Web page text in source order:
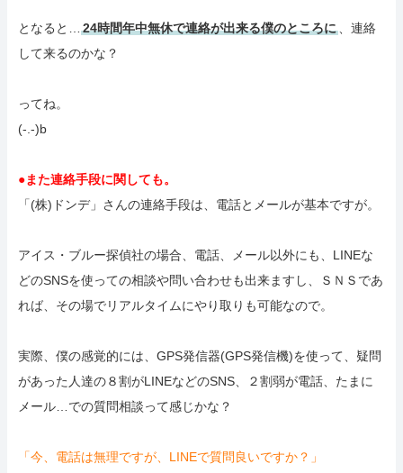
となると… 24時間年中無休で連絡が出来る僕のところに
、連絡
して来るのかな？
ってね。
(-.-)b
●また連絡手段に関しても。
「(株)ドンデ」さんの連絡手段は、電話とメールが基本ですが。
アイス・ブルー探偵社の場合、電話、メール以外にも、LINEな
どのSNSを使っての相談や問い合わせも出来ますし、ＳＮＳであ
れば、その場でリアルタイムにやり取りも可能なので。
実際、僕の感覚的には、GPS発信器(GPS発信機)を使って、疑問
があった人達の８割がLINEなどのSNS、２割弱が電話、たまに
メール…での質問相談って感じかな？
「今、電話は無理ですが、LINEで質問良いですか？」